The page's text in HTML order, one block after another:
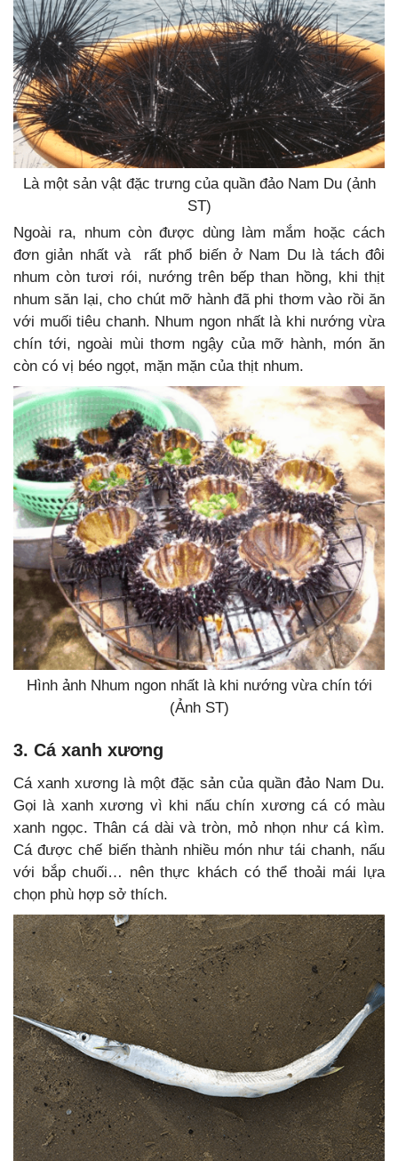
Là một sản vật đặc trưng của quần đảo Nam Du (ảnh
ST)
Ngoài ra, nhum còn được dùng làm mắm hoặc cách
đơn giản nhất và rất phổ biến ở Nam Du là tách đôi
nhum còn tươi rói, nướng trên bếp than hồng, khi thịt
nhum săn lại, cho chút mỡ hành đã phi thơm vào rồi ăn
với muối tiêu chanh. Nhum ngon nhất là khi nướng vừa
chín tới, ngoài mùi thơm ngậy của mỡ hành, món ăn
còn có vị béo ngọt, mặn mặn của thịt nhum.
Hình ảnh Nhum ngon nhất là khi nướng vừa chín tới
(Ảnh ST)
3. Cá xanh xương
Cá xanh xương là một đặc sản của quần đảo Nam Du.
Gọi là xanh xương vì khi nấu chín xương cá có màu
xanh ngọc. Thân cá dài và tròn, mỏ nhọn như cá kìm.
Cá được chế biến thành nhiều món như tái chanh, nấu
với bắp chuối… nên thực khách có thể thoải mái lựa
chọn phù hợp sở thích.